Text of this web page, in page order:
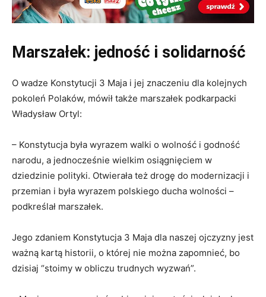
Marszałek: jedność i solidarność
O wadze Konstytucji 3 Maja i jej znaczeniu dla kolejnych
pokoleń Polaków, mówił także marszałek podkarpacki
Władysław Ortyl:
– Konstytucja była wyrazem walki o wolność i godność
narodu, a jednocześnie wielkim osiągnięciem w
dziedzinie polityki. Otwierała też drogę do modernizacji i
przemian i była wyrazem polskiego ducha wolności –
podkreślał marszałek.
Jego zdaniem Konstytucja 3 Maja dla naszej ojczyzny jest
ważną kartą historii, o której nie można zapomnieć, bo
dzisiaj “stoimy w obliczu trudnych wyzwań”.